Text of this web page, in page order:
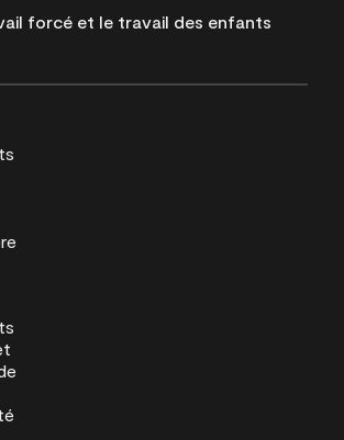
forcé et le travail des enfants